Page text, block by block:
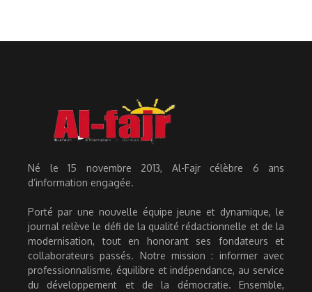
Né le 15 novembre 2013, Al-Fajr célèbre 6 ans
d’information engagée.
Porté par une nouvelle équipe jeune et dynamique, le
journal relève le défi de la qualité rédactionnelle et de la
modernisation, tout en honorant ses fondateurs et
collaborateurs passés. Notre mission : informer avec
professionnalisme, équilibre et indépendance, au service
du développement et de la démocratie. Ensemble,